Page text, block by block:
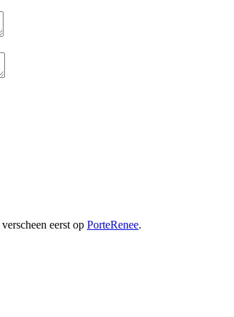
verscheen eerst op PorteRenee.